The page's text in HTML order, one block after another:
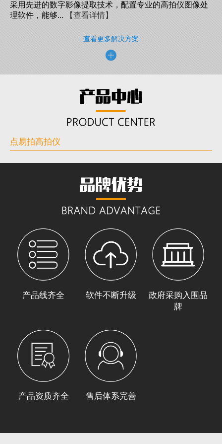
采用先进的数字影像提取技术，配置专业的高拍仪图像处
理软件，能够...【查看详情】
查看更多解决方案
点易拍高拍仪
产品线齐全 软件不断升级
政府采购入围品
牌
产品资质齐全 售后体系完善